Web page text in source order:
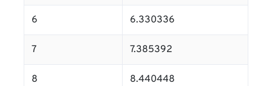
6 6.330336
7 7.385392
8 8.440448